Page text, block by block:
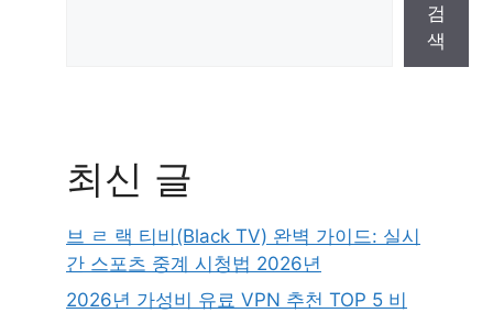
검
색
최신 글
브 ㄹ 랙 티비(Black TV) 완벽 가이드: 실시
간 스포츠 중계 시청법 2026년
2026년 가성비 유료 VPN 추천 TOP 5 비